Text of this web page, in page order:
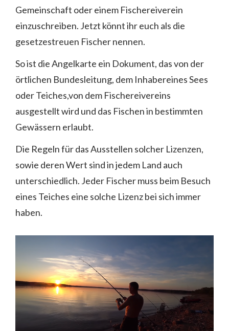
Gemeinschaft oder einem Fischereiverein
einzuschreiben. Jetzt könnt ihr euch als die
gesetzestreuen Fischer nennen.
So ist die Angelkarte ein Dokument, das von der
örtlichen Bundesleitung, dem Inhabereines Sees
oder Teiches,von dem Fischereivereins
ausgestellt wird und das Fischen in bestimmten
Gewässern erlaubt.
Die Regeln für das Ausstellen solcher Lizenzen,
sowie deren Wert sind in jedem Land auch
unterschiedlich. Jeder Fischer muss beim Besuch
eines Teiches eine solche Lizenz bei sich immer
haben.